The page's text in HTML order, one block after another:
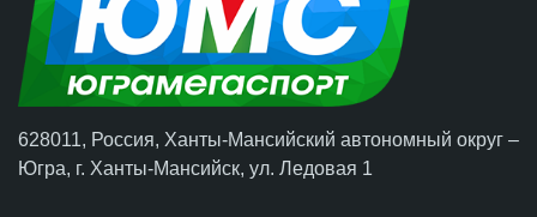
628011, Россия, Ханты-Мансийский автономный округ –
Югра, г. Ханты-Мансийск, ул. Ледовая 1